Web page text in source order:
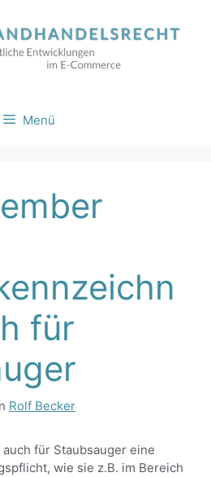
Menü
für
Rolf Becker
für Staubsauger eine
wie sie z.B. im Bereich